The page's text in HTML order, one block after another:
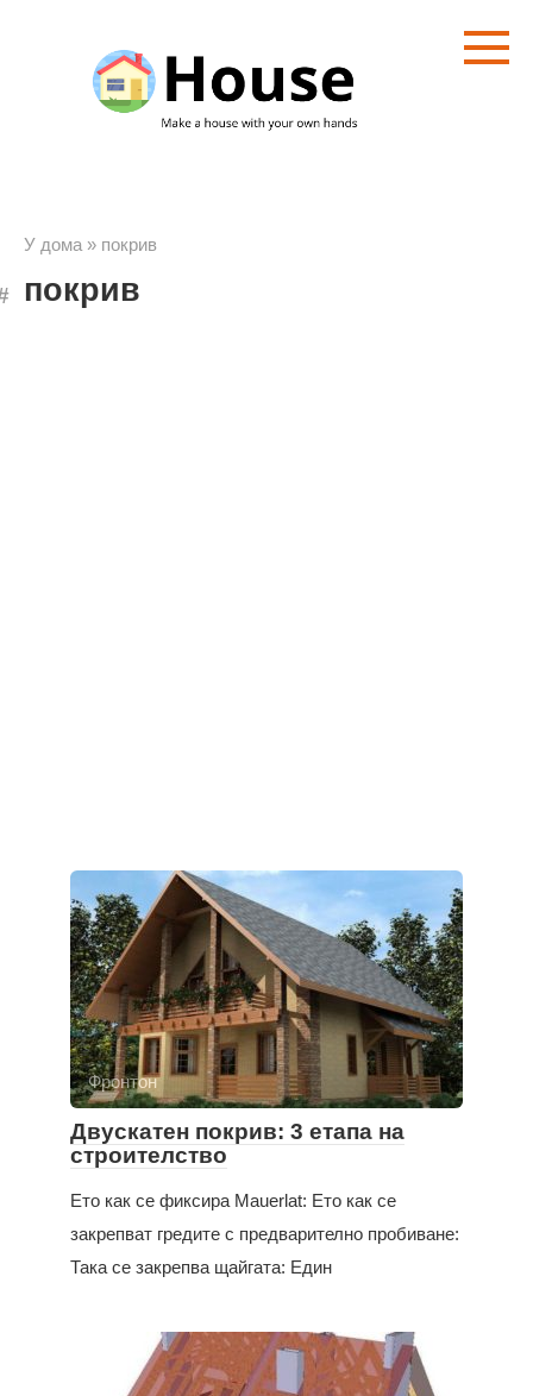
съдържанието
У дома » покрив
покрив
Фронтон
Двускатен покрив: 3 етапа на
строителство
Ето как се фиксира Mauerlat: Ето как се
закрепват гредите с предварително пробиване:
Така се закрепва щайгата: Един